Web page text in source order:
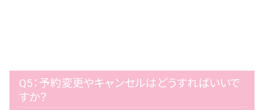
Q5：予約変更やキャンセルはどうすればいいで
すか？